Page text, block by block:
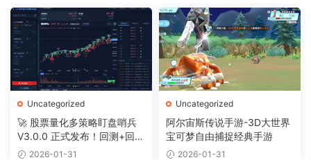
Uncategorized
🚀 股票量化多策略盯盘哨兵
V3.0.0 正式发布！回测+回放
+摸鱼全搞定
2026-01-31
Uncategorized
阿尔宙斯传说手游-3D大世界
宝可梦自由捕捉经典手游
2026-01-31